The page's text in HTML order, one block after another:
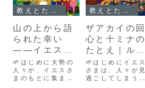
山の上から語
られた幸い
――イエスの
やさしいまな
ざしとともに
🌱はじめに大勢の
人々が、イエスさ
まのもとに集まっ
ザアカイの回
心と十ミナの
たとえ｜ルカ
の福音書19章
1-28節
🌱はじめにイエス
さまは、人々が見
過ごしてしまうよ